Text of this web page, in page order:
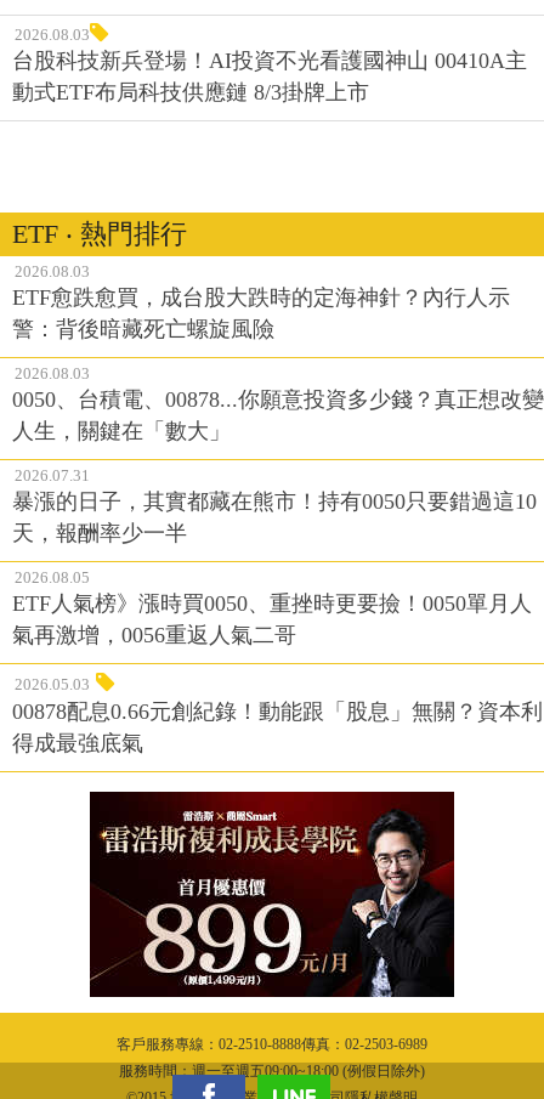
2026.08.03
台股科技新兵登場！AI投資不光看護國神山 00410A主
動式ETF布局科技供應鏈 8/3掛牌上市
ETF ‧ 熱門排行
2026.08.03
ETF愈跌愈買，成台股大跌時的定海神針？內行人示
警：背後暗藏死亡螺旋風險
2026.08.03
0050、台積電、00878...你願意投資多少錢？真正想改變
人生，關鍵在「數大」
2026.07.31
暴漲的日子，其實都藏在熊市！持有0050只要錯過這10
天，報酬率少一半
2026.08.05
ETF人氣榜》漲時買0050、重挫時更要撿！0050單月人
氣再激增，0056重返人氣二哥
2026.05.03
00878配息0.66元創紀錄！動能跟「股息」無關？資本利
得成最強底氣
客戶服務專線：02-2510-8888傳真：02-2503-6989
服務時間：週一至週五09:00~18:00 (例假日除外)